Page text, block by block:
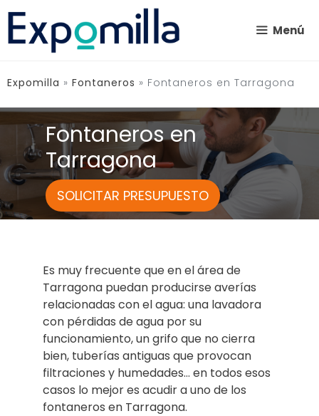
Saltar
contenido
Menú
Expomilla » Fontaneros » Fontaneros en Tarragona
Fontaneros en
Tarragona
SOLICITAR PRESUPUESTO
Es muy frecuente que en el área de
Tarragona puedan producirse averías
relacionadas con el agua: una lavadora
con pérdidas de agua por su
funcionamiento, un grifo que no cierra
bien, tuberías antiguas que provocan
filtraciones y humedades… en todos esos
casos lo mejor es acudir a uno de los
fontaneros en Tarragona.